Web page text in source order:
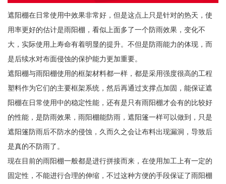
遮阳棚在日常使用中效果非常好，但是这点上只是针对的热天，使
用率更好的估计是雨阳棚，看似上面多了一个防雨效果，变化不
大，实际使用上寿命有着明显的提升。不但是防雨能力的体现，而
是后续水对布面侵蚀的保护能力更加重要。
遮阳棚与雨阳棚使用的框架材料都一样，都是采用强度很高的工程
塑料作为它们的主要框架系统，然后再通过支撑点加固，能保证遮
阳棚在日常使用中的稳定性能，还有是只有雨阳棚才会有的比较好
的性能，是防雨效果，雨阳棚能防雨，遮阳篷一样可以做到，只是
遮阳篷防雨后不防水的侵蚀，久而久之会让布料出现漏洞，导致后
是真的不防雨了。
现在目前的雨阳棚一般都是进行拼接而来，在使用加工上有一定的
固定性，不能进行合理的伸缩，不过这种方便的手段保证了雨阳棚